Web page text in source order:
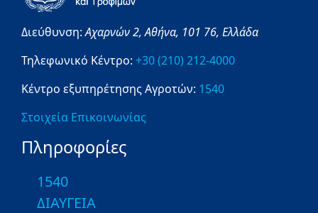
Διεύθυνση:Αχαρνών 2,Αθήνα, 101 76, Ελλάδα
Τηλεφωνικό Κέντρο: +30 (210) 212-4000
Κέντρο εξυπηρέτησης Αγροτών: 1540
Στοιχεία Επικοινωνίας
Πληροφορίες
1540
ΔΙΑΥΓΕΙΑ